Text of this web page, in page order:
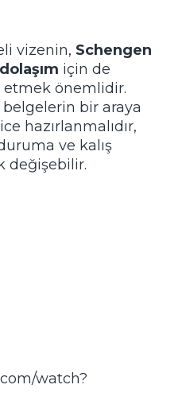
vizenin, Schengen
için de
önemlidir.
bir araya
hazırlanmalıdır,
ve kalış
değişebilir.
watch?